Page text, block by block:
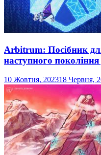
Arbitrum: Посібник
наступного
10 Жовтня, 202318 Червня,